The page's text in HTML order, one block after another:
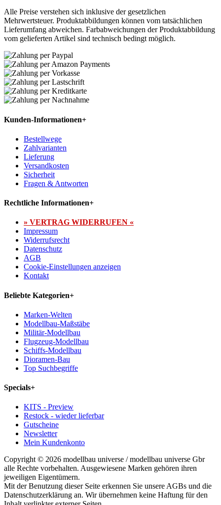
Alle Preise verstehen sich inklusive der gesetzlichen
Mehrwertsteuer. Produktabbildungen können vom tatsächlichen
Lieferumfang abweichen. Farbabweichungen der Produktabbildung
vom gelieferten Artikel sind technisch bedingt möglich.
Kunden-Informationen+
Bestellwege
Zahlvarianten
Lieferung
Versandkosten
Sicherheit
Fragen & Antworten
Rechtliche Informationen+
» VERTRAG WIDERRUFEN «
Impressum
Widerrufsrecht
Datenschutz
AGB
Cookie-Einstellungen anzeigen
Kontakt
Beliebte Kategorien+
Marken-Welten
Modellbau-Maßstäbe
Militär-Modellbau
Flugzeug-Modellbau
Schiffs-Modellbau
Dioramen-Bau
Top Suchbegriffe
Specials+
KITS - Preview
Restock - wieder lieferbar
Gutscheine
Newsletter
Mein Kundenkonto
Copyright © 2026 modellbau universe / modellbau universe Gbr
alle Rechte vorbehalten. Ausgewiesene Marken gehören ihren
jeweiligen Eigentümern.
Mit der Benutzung dieser Seite erkennen Sie unsere AGBs und die
Datenschutzerklärung an. Wir übernehmen keine Haftung für den